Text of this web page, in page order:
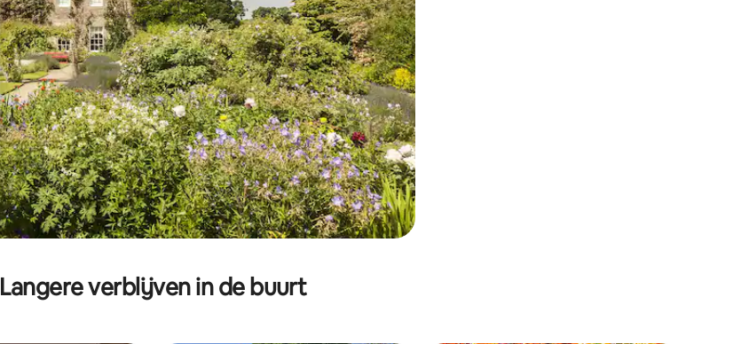
Langere verblijven in de buurt